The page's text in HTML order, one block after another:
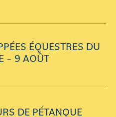
ÉQUESTRES DU
– 9 AOÛT
DE PÉTANQUE